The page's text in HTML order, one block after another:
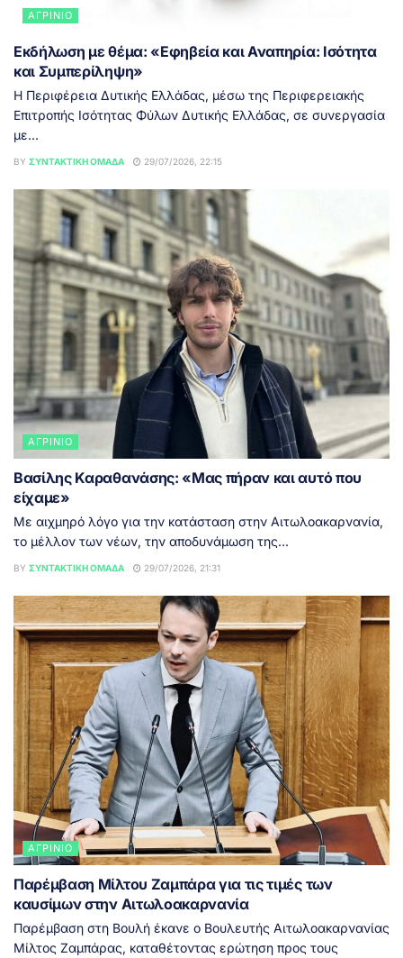
ΑΓΡΊΝΙΟ
Εκδήλωση με θέμα: «Εφηβεία και Αναπηρία: Ισότητα
και Συμπερίληψη»
Η Περιφέρεια Δυτικής Ελλάδας, μέσω της Περιφερειακής
Επιτροπής Ισότητας Φύλων Δυτικής Ελλάδας, σε συνεργασία
με...
BY ΣΥΝΤΑΚΤΙΚΉ ΟΜΆΔΑ 29/07/2026, 22:15
ΑΓΡΊΝΙΟ
Βασίλης Καραθανάσης: «Μας πήραν και αυτό που
είχαμε»
Με αιχμηρό λόγο για την κατάσταση στην Αιτωλοακαρνανία,
το μέλλον των νέων, την αποδυνάμωση της...
BY ΣΥΝΤΑΚΤΙΚΉ ΟΜΆΔΑ 29/07/2026, 21:31
ΑΓΡΊΝΙΟ
Παρέμβαση Μίλτου Ζαμπάρα για τις τιμές των
καυσίμων στην Αιτωλοακαρνανία
Παρέμβαση στη Βουλή έκανε ο Βουλευτής Αιτωλοακαρνανίας
Μίλτος Ζαμπάρας, καταθέτοντας ερώτηση προς τους